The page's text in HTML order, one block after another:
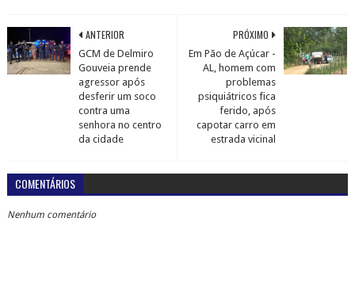
PRÓXIMO
Em Pão de Açúcar -
AL, homem com
problemas
psiquiátricos fica
ferido, após
capotar carro em
estrada vicinal
ANTERIOR
GCM de Delmiro
Gouveia prende
agressor após
desferir um soco
contra uma
senhora no centro
da cidade
COMENTÁRIOS
Nenhum comentário